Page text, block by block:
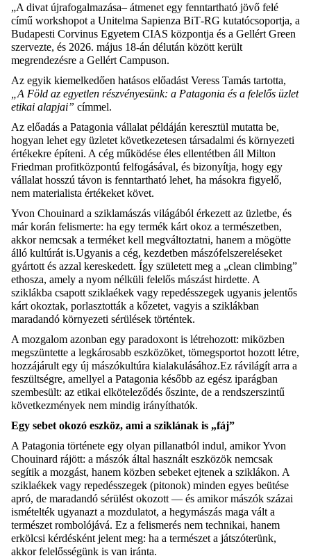
„A divat újrafogalmazása– átmenet egy fenntartható jövő felé
című workshopot a Unitelma Sapienza BiT‑RG kutatócsoportja, a
Budapesti Corvinus Egyetem CIAS központja és a Gellért Green
szervezte, és 2026. május 18-án délután között került
megrendezésre a Gellért Campuson.
Az egyik kiemelkedően hatásos előadást Veress Tamás tartotta,
„A Föld az egyetlen részvényesünk: a Patagonia és a felelős üzlet
etikai alapjai” címmel.
Az előadás a Patagonia vállalat példáján keresztül mutatta be,
hogyan lehet egy üzletet következetesen társadalmi és környezeti
értékekre építeni. A cég működése éles ellentétben áll Milton
Friedman profitközpontú felfogásával, és bizonyítja, hogy egy
vállalat hosszú távon is fenntartható lehet, ha másokra figyelő,
nem materialista értékeket követ.
Yvon Chouinard a sziklamászás világából érkezett az üzletbe, és
már korán felismerte: ha egy termék kárt okoz a természetben,
akkor nemcsak a terméket kell megváltoztatni, hanem a mögötte
álló kultúrát is.Ugyanis a cég, kezdetben mászófelszereléseket
gyártott és azzal kereskedett. Így született meg a „clean climbing”
ethosza, amely a nyom nélküli felelős mászást hirdette. A
sziklákba csapott sziklaékek vagy repedésszegek ugyanis jelentős
kárt okoztak, porlasztották a kőzetet, vagyis a sziklákban
maradandó környezeti sérülések történtek.
A mozgalom azonban egy paradoxont is létrehozott: miközben
megszüntette a legkárosabb eszközöket, tömegsportot hozott létre,
hozzájárult egy új mászókultúra kialakulásához.Ez rávilágít arra a
feszültségre, amellyel a Patagonia később az egész iparágban
szembesült: az etikai elköteleződés őszinte, de a rendszerszintű
következmények nem mindig irányíthatók.
Egy sebet okozó eszköz, ami a sziklának is „fáj”
A Patagonia története egy olyan pillanatból indul, amikor Yvon
Chouinard rájött: a mászók által használt eszközök nemcsak
segítik a mozgást, hanem közben sebeket ejtenek a sziklákon. A
sziklaékek vagy repedésszegek (pitonok) minden egyes beütése
apró, de maradandó sérülést okozott — és amikor mászók százai
ismételték ugyanazt a mozdulatot, a hegymászás maga vált a
természet rombolójává. Ez a felismerés nem technikai, hanem
erkölcsi kérdésként jelent meg: ha a természet a játszóterünk,
akkor felelősségünk is van iránta.